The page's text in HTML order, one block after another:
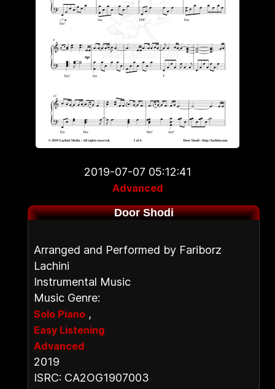
2019-07-07 05:12:41
Advanced
Door Shodi
Arranged and Performed by Fariborz
Lachini
Instrumental Music
Music Genre:
Solo Piano ,
Easy Listening
Advanced
2019
ISRC: CA2OG1907003